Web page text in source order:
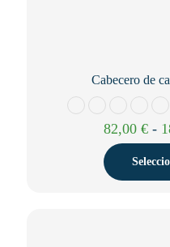
Cabecero de
82,00 € -